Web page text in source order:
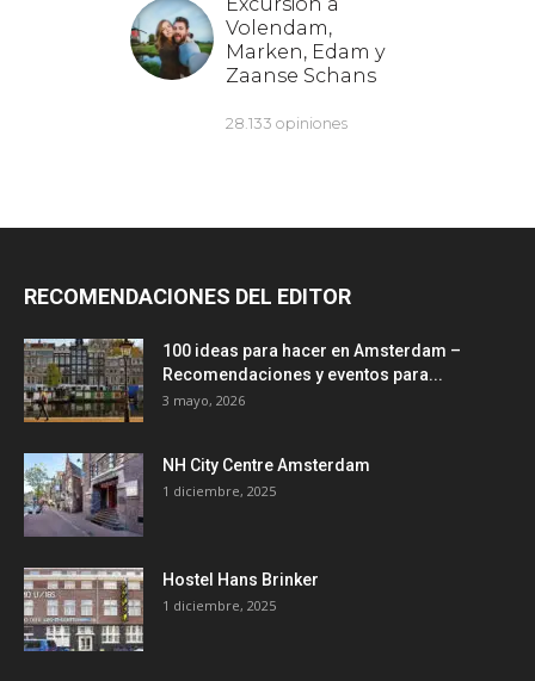
RECOMENDACIONES DEL EDITOR
100 ideas para hacer en Amsterdam –
Recomendaciones y eventos para...
3 mayo, 2026
NH City Centre Amsterdam
1 diciembre, 2025
Hostel Hans Brinker
1 diciembre, 2025